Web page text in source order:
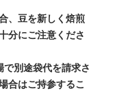
、豆を新しく焙煎
分にご注意くださ
別途袋代を請求さ
合はご持参するこ